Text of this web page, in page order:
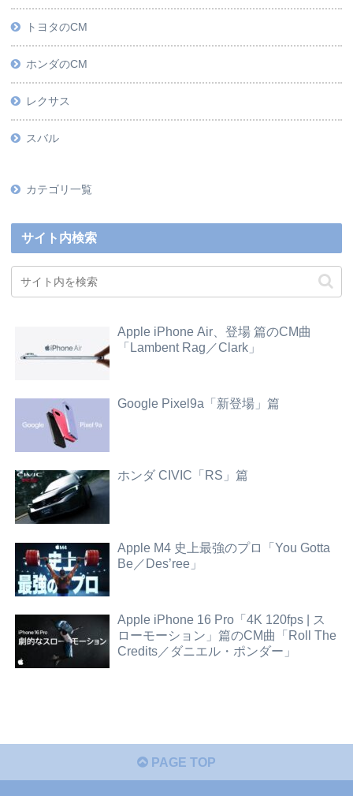
トヨタのCM
ホンダのCM
レクサス
スバル
カテゴリ一覧
サイト内検索
Apple iPhone Air、登場 篇のCM曲
「Lambent Rag／Clark」
Google Pixel9a「新登場」篇
ホンダ CIVIC「RS」篇
Apple M4 史上最強のプロ「You Gotta
Be／Des’ree」
Apple iPhone 16 Pro「4K 120fps | ス
ローモーション」篇のCM曲「Roll The
Credits／ダニエル・ポンダー」
PAGE TOP